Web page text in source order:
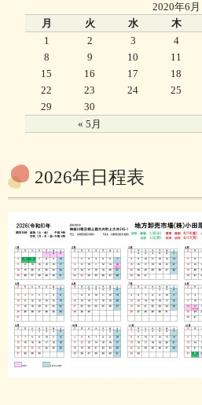
2020年6月
月
火 水 木
« 5月
1 2 3 4
8
9 10 11
15
16 17 18
22
23 24 25
29
30
2026年日程表